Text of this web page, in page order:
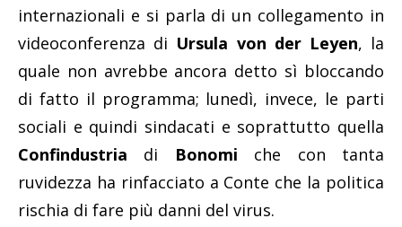
internazionali e si parla di un collegamento in
videoconferenza di Ursula von der Leyen, la
quale non avrebbe ancora detto sì bloccando
di fatto il programma; lunedì, invece, le parti
sociali e quindi sindacati e soprattutto quella
Confindustria di Bonomi che con tanta
ruvidezza ha rinfacciato a Conte che la politica
rischia di fare più danni del virus.